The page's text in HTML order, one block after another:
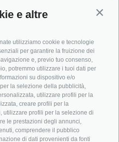
e altre
utilizziamo cookie e tecnologie
per garantire la fruizione dei
e, previo tuo consenso,
potremmo utilizzare i tuoi dati per
su dispositivo e/o
la selezione della pubblicità,
utilizzare profili per la
creare profili per la
utilizzare profili per la selezione di
le prestazioni degli annunci,
comprendere il pubblico
di dati provenienti da fonti
bici da corsa in Alto
in Alto Adige
bike
i tour
Come
Meteo
Catalogo